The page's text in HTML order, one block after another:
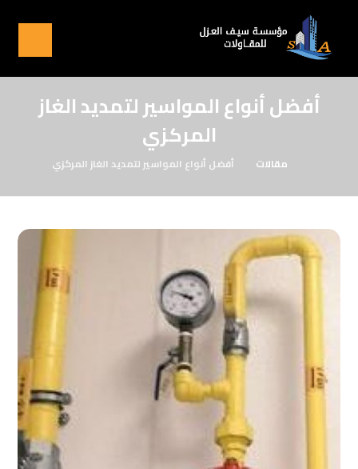
أفضل أنواع المواسير لتمديد الغاز
المركزي
مقالات أفضل أنواع المواسير لتمديد الغاز المركزي